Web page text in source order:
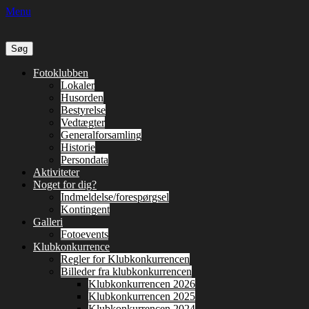
Menu
Søg
efter:
Primær
SpringFotoklubben
Lokaler
Husorden
Bestyrelse
Vedtægter
Generalforsamling
Historie
Persondata
Aktiviteter
Noget for dig?
Indmeldelse/forespørgsel
Kontingent
Galleri
Fotoevents
Klubkonkurrence
Regler for Klubkonkurrencen
Billeder fra klubkonkurrencen
Klubkonkurrencen 2026
Klubkonkurrencen 2025